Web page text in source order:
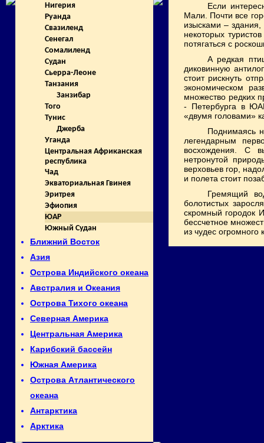
Нигерия
Руанда
Свазиленд
Сенегал
Сомалиленд
Судан
Сьерра-Леоне
Танзания
Занзибар
Того
Тунис
Джерба
Уганда
Центральная Африканская
республика
Чад
Экваториальная Гвинея
Эритрея
Эфиопия
ЮАР
Южный Судан
Ближний Восток
Азия
Острова Индийского океана
Австралия и Океания
Острова Тихого океана
Северная Америка
Центральная Америка
Карибский бассейн
Южная Америка
Острова Атлантического
океана
Антарктика
Арктика
Если
Мали. Почти все
изысками –
некоторых
потягаться с
А редкая
диковинную
стоит рискнуть
экономическом
множество редких
- Петербурга в
«двумя головами»
Поднимаясь
легендарным
восхождения. С
нетронутой
верховьев гор,
и полета стоит
Гремящий
болотистых
скромный городок
бессчетное
из чудес огромного